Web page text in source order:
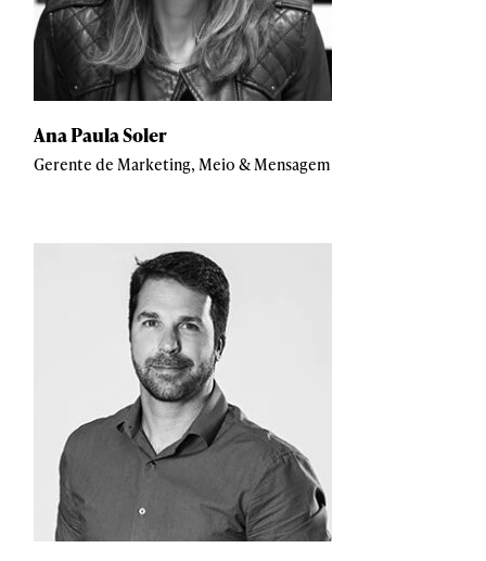
Ana Paula Soler
Gerente de Marketing, Meio & Mensagem